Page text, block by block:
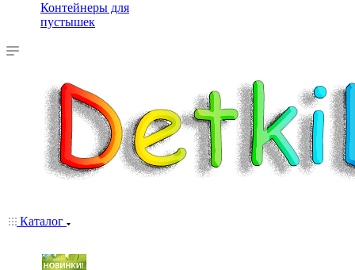
Контейнеры для
пустышек
Каталог